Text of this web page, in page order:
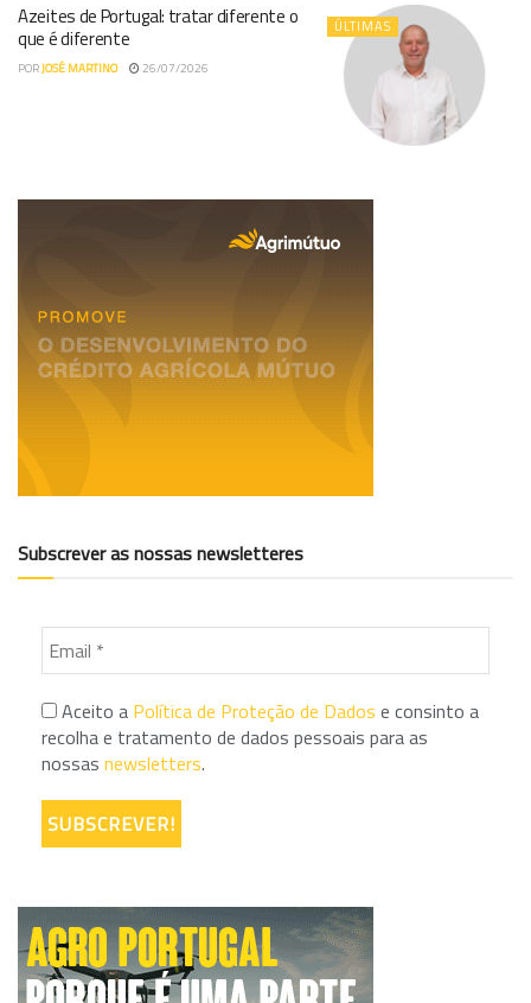
ÚLTIMAS
Azeites de Portugal: tratar diferente o
que é diferente
PORJOSÉ MARTINO 26/07/2026
Subscrever as nossas newsletteres
Aceito a Política de Proteção de Dados e consinto a
recolha e tratamento de dados pessoais para as
nossas newsletters.